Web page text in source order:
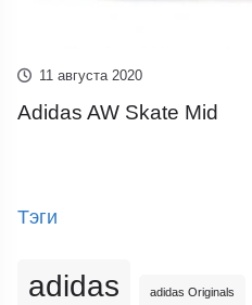
11 августа 2020
Adidas AW Skate Mid
Тэги
adidas adidas Originals